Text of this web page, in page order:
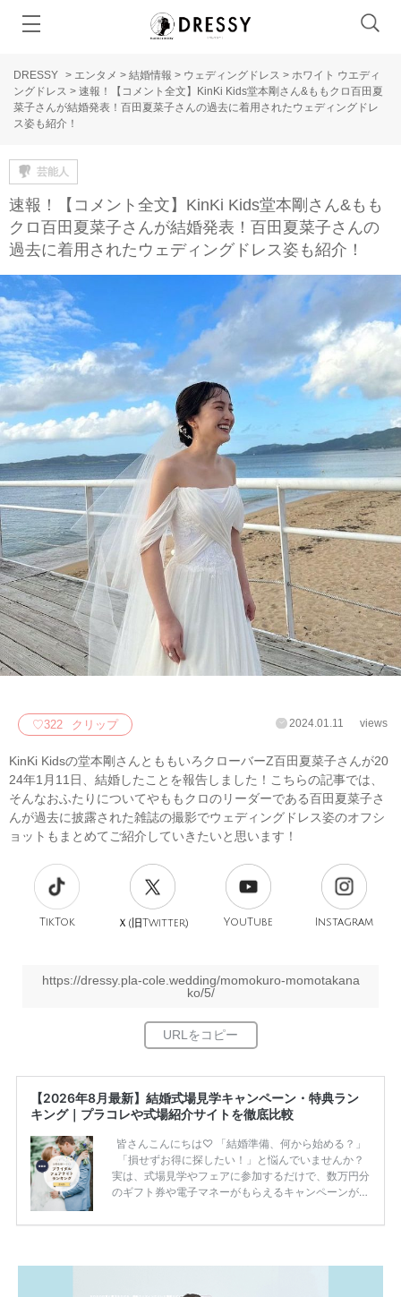
DRESSY > エンタメ > 結婚情報 > ウェディングドレス > ホワイト ウエディ
ングドレス > 速報！【コメント全文】KinKi Kids堂本剛さん&ももクロ百田夏
菜子さんが結婚発表！百田夏菜子さんの過去に着用されたウェディングドレ
ス姿も紹介！
芸能人
速報！【コメント全文】KinKi Kids堂本剛さん&もも
クロ百田夏菜子さんが結婚発表！百田夏菜子さんの
過去に着用されたウェディングドレス姿も紹介！
♡322 クリップ 2024.01.11 views
KinKi Kidsの堂本剛さんとももいろクローバーZ百田夏菜子さんが20
24年1月11日、結婚したことを報告しました！こちらの記事では、
そんなおふたりについてやももクロのリーダーである百田夏菜子さ
んが過去に披露された雑誌の撮影でウェディングドレス姿のオフシ
ョットもまとめてご紹介していきたいと思います！
TikTok Ｘ(旧Twitter) YouTube Instagram
https://dressy.pla-cole.wedding/momokuro-momotakana
ko/5/
【2026年8月最新】結婚式場見学キャンペーン・特典ラン
キング｜プラコレや式場紹介サイトを徹底比較
皆さんこんにちは♡ 「結婚準備、何から始める？」
「損せずお得に探したい！」と悩んでいませんか？
実は、式場見学やフェアに参加するだけで、数万円分
のギフト券や電子マネーがもらえるキャンペーンがあ
ため、比較せずに選ぶと損をしてしまうことも……。